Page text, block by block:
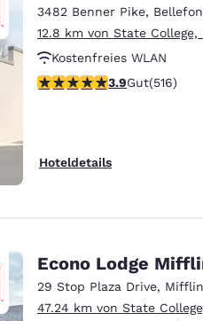
3482 Benner Pike,
12.8 km von State College,
Kostenfreies WLAN
3.92-Sterne-Bewertung.
3.9Gut(516)
Hoteldetails
Econo Lodge
29 Stop Plaza Drive,
47.24 km von State